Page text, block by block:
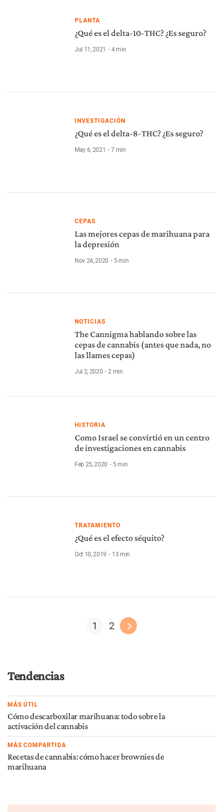
PLANTA
¿Qué es el delta-10-THC? ¿Es seguro?
Jul 11, 2021 4min
INVESTIGACIÓN
¿Qué es el delta-8-THC? ¿Es seguro?
May 6, 2021 7 min
CEPAS
Las mejores cepas de marihuana para
la depresión
Nov 24, 2020 5min
NOTICIAS
The Cannigma hablando sobre las
cepas de cannabis (antes que nada, no
las llames cepas)
Jul 2, 2020 2 min
HISTORIA
Como Israel se convirtió en un centro
de investigaciones en cannabis
Feb 25, 2020 5min
TRATAMIENTO
¿Qué es el efecto séquito?
Oct 10, 2019 13 min
1 2
Tendencias
MÁS ÚTIL
Cómo descarboxilar marihuana: todo sobre la
activación del cannabis
MÁS COMPARTIDA
Recetas de cannabis: cómo hacer brownies de
marihuana